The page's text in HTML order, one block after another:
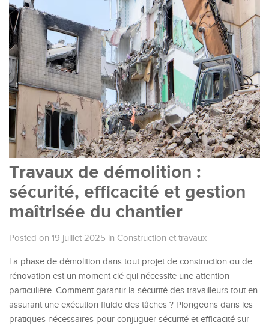
Travaux de démolition :
sécurité, efficacité et gestion
maîtrisée du chantier
Posted on 19 juillet 2025 in Construction et travaux
La phase de démolition dans tout projet de construction ou de
rénovation est un moment clé qui nécessite une attention
particulière. Comment garantir la sécurité des travailleurs tout en
assurant une exécution fluide des tâches ? Plongeons dans les
pratiques nécessaires pour conjuguer sécurité et efficacité sur